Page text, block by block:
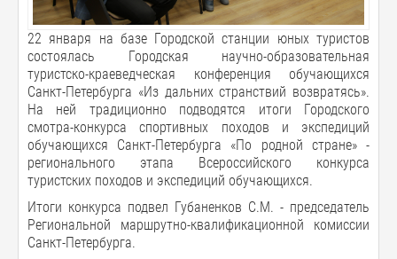
22 января на базе Городской станции юных туристов
состоялась Городская научно-образовательная
туристско-краеведческая конференция обучающихся
Санкт-Петербурга «Из дальних странствий возвратясь».
На ней традиционно подводятся итоги Городского
смотра-конкурса спортивных походов и экспедиций
обучающихся Санкт-Петербурга «По родной стране» -
регионального этапа Всероссийского конкурса
туристских походов и экспедиций обучающихся.
Итоги конкурса подвел Губаненков С.М. - председатель
Региональной маршрутно-квалификационной комиссии
Санкт-Петербурга.